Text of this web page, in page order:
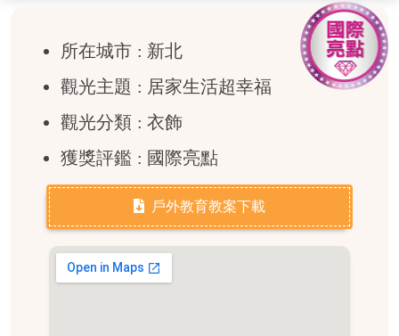
所在城市 : 新北
觀光主題 : 居家生活超幸福
觀光分類 : 衣飾
獲獎評鑑 : 國際亮點
戶外教育教案下載